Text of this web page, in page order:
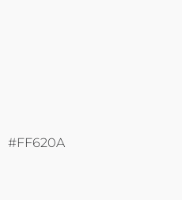
#FF620A